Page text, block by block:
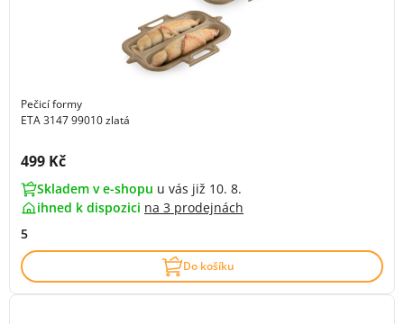
Pečicí formy
ETA 3147 99010 zlatá
Cena s DPH:
499 Kč
Skladem v e-shopu u vás již 10. 8.
ihned k dispozici na 3 prodejnách
5
Do košíku